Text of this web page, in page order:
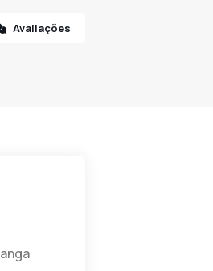
Avaliações